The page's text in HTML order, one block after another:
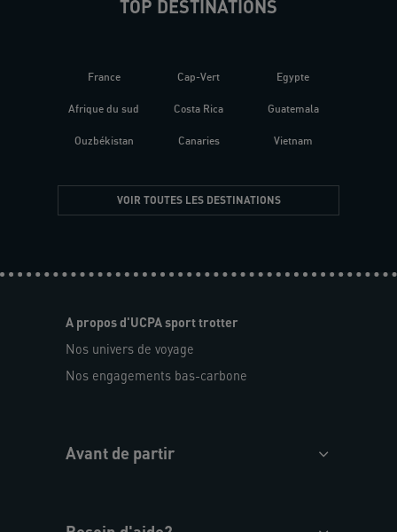
TOP DESTINATIONS
France
Afrique du sud
Ouzbékistan
Cap-Vert
Costa Rica
Canaries
Egypte
Guatemala
Vietnam
VOIR TOUTES LES DESTINATIONS
A propos d'UCPA sport trotter
Nos univers de voyage
Nos engagements bas-carbone
Avant de partir